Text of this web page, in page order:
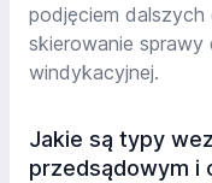
podjęciem dalszych
skierowanie sprawy
windykacyjnej.
Jakie są typy
przedsądowym i